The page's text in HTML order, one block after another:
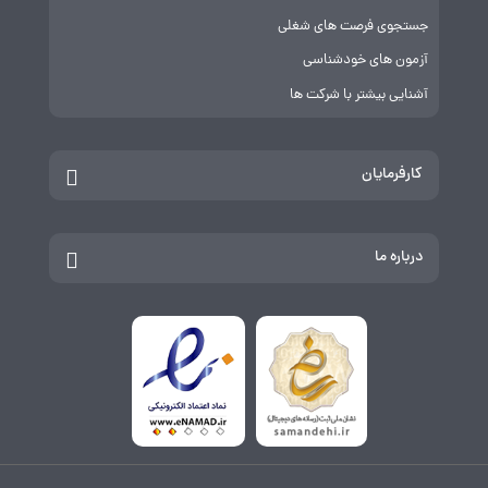
جستجوی فرصت های شغلی
آزمون های خودشناسی
آشنایی بیشتر با شرکت ها
کارفرمایان
درباره ما